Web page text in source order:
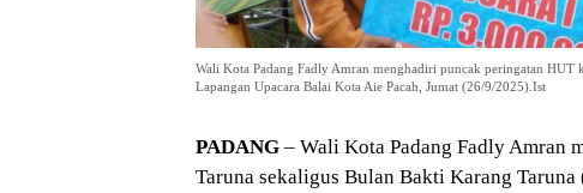
Wali Kota Padang Fadly Amran menghadiri puncak peringatan
Lapangan Upacara Balai Kota Aie Pacah, Jumat (26/9/2025).Ist
PADANG – Wali Kota Padang Fadly Amran
Taruna sekaligus Bulan Bakti Karang